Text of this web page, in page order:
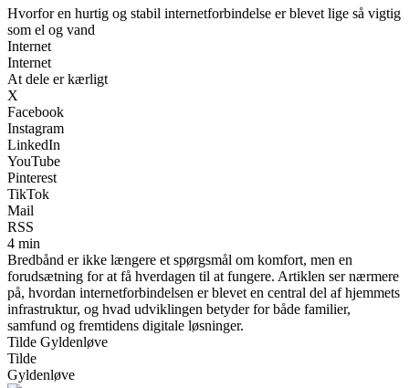
Hvorfor en hurtig og stabil internetforbindelse er blevet lige så vigtig
som el og vand
Internet
Internet
At dele er kærligt
X
Facebook
Instagram
LinkedIn
YouTube
Pinterest
TikTok
Mail
RSS
4 min
Bredbånd er ikke længere et spørgsmål om komfort, men en
forudsætning for at få hverdagen til at fungere. Artiklen ser nærmere
på, hvordan internetforbindelsen er blevet en central del af hjemmets
infrastruktur, og hvad udviklingen betyder for både familier,
samfund og fremtidens digitale løsninger.
Tilde Gyldenløve
Tilde
Gyldenløve